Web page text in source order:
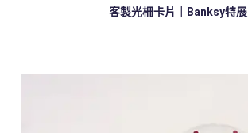
客製光柵卡片｜Banksy特展